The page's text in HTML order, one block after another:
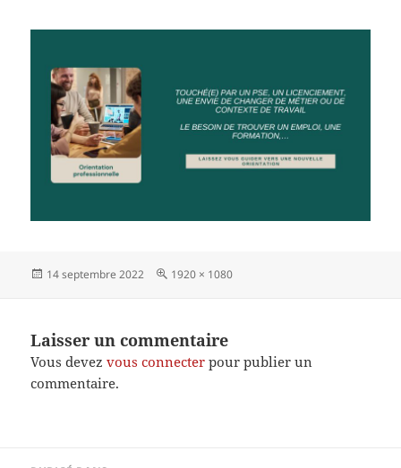
Publié
14 septembre 2022
Taille
1920 × 1080
Laisser un commentaire
Vous devezvous connecter pour publier un
commentaire.